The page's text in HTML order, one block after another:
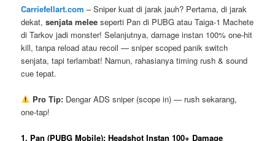
Carriefellart.com – Sniper kuat di jarak jauh? Pertama, di jarak
dekat,senjata melee seperti Pan di PUBG atau Taiga-1 Machete
di Tarkov jadi monster! Selanjutnya, damage instan 100% one-hit
kill, tanpa reload atau recoil — sniper scoped panik switch
senjata, tapi terlambat! Namun, rahasianya timing rush & sound
cue tepat.
Pro Tip:Dengar ADS sniper (scope in) — rush sekarang,
one-tap!
1. Pan (PUBG Mobile): Headshot Instan 100+ Damage